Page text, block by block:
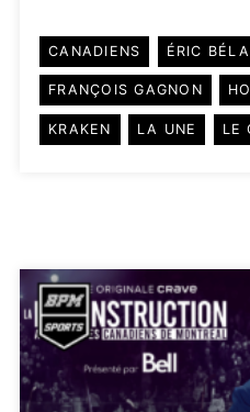
CANADIENS ÉRIC
FRANÇOIS GAGNON
KRAKEN LA UNE LE